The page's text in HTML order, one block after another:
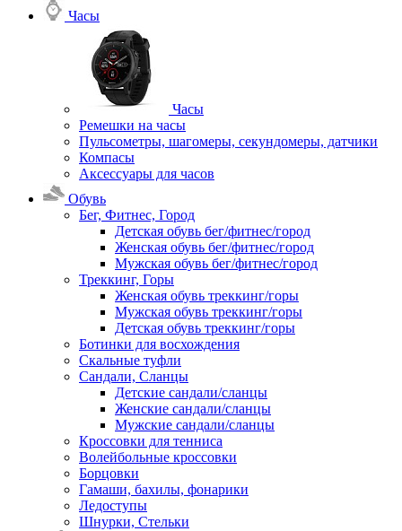
Часы
Часы
Ремешки на часы
Пульсометры, шагомеры, секундомеры, датчики
Компасы
Аксессуары для часов
Обувь
Бег, Фитнес, Город
Детская обувь бег/фитнес/город
Женская обувь бег/фитнес/город
Мужская обувь бег/фитнес/город
Треккинг, Горы
Женская обувь треккинг/горы
Мужская обувь треккинг/горы
Детская обувь треккинг/горы
Ботинки для восхождения
Скальные туфли
Сандали, Сланцы
Детские сандали/сланцы
Женские сандали/сланцы
Мужские сандали/сланцы
Кроссовки для тенниса
Волейбольные кроссовки
Борцовки
Гамаши, бахилы, фонарики
Ледоступы
Шнурки, Стельки